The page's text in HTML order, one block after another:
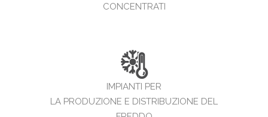
CONCENTRATI
IMPIANTI PER
LA PRODUZIONE E DISTRIBUZIONE DEL